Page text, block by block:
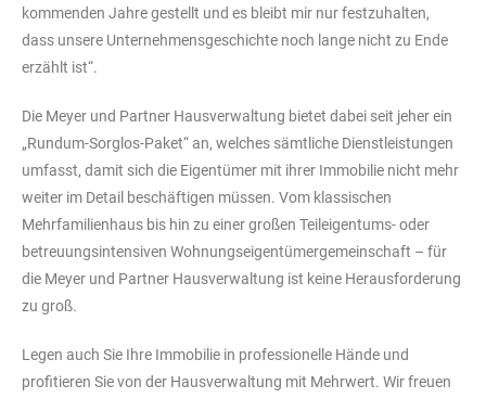
kommenden Jahre gestellt und es bleibt mir nur festzuhalten,
dass unsere Unternehmensgeschichte noch lange nicht zu Ende
erzählt ist“.
Die Meyer und Partner Hausverwaltung bietet dabei seit jeher ein
„Rundum-Sorglos-Paket“ an, welches sämtliche Dienstleistungen
umfasst, damit sich die Eigentümer mit ihrer Immobilie nicht mehr
weiter im Detail beschäftigen müssen. Vom klassischen
Mehrfamilienhaus bis hin zu einer großen Teileigentums- oder
betreuungsintensiven Wohnungseigentümergemeinschaft – für
die Meyer und Partner Hausverwaltung ist keine Herausforderung
zu groß.
Legen auch Sie Ihre Immobilie in professionelle Hände und
profitieren Sie von der Hausverwaltung mit Mehrwert. Wir freuen